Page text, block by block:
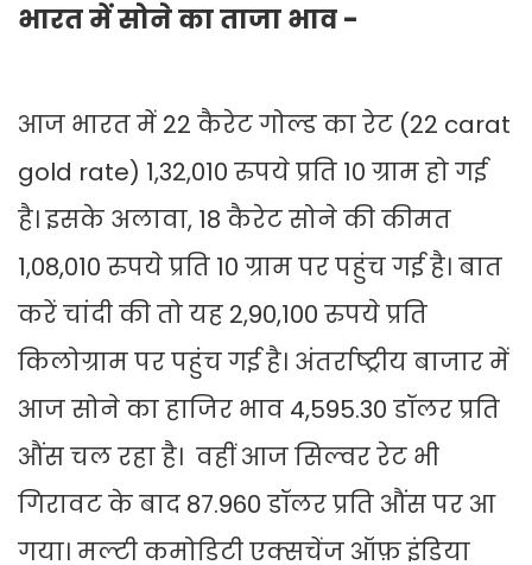
भारत में सोने का ताजा भाव -
आज भारत में 22 कैरेट गोल्ड का रेट (22 carat
gold rate) 1,32,010 रुपये प्रति 10 ग्राम हो गई
है। इसके अलावा, 18 कैरेट सोने की कीमत
1,08,010 रुपये प्रति 10 ग्राम पर पहुंच गई है। बात
करें चांदी की तो यह 2,90,100 रुपये प्रति
किलोग्राम पर पहुंच गई है। अंतर्राष्ट्रीय बाजार में
आज सोने का हाजिर भाव 4,595.30 डॉलर प्रति
औंस चल रहा है। वहीं आज सिल्वर रेट भी
गिरावट के बाद 87.960 डॉलर प्रति औंस पर आ
गया। मल्टी कमोडिटी एक्सचेंज ऑफ़ इंडिया